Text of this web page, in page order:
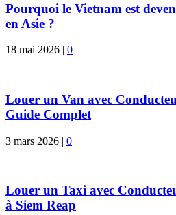
Pourquoi le Vietnam est
en Asie ?
18 mai 2026 | 0
Louer un Van avec
Guide Complet
3 mars 2026 | 0
Louer un Taxi avec
à Siem Reap